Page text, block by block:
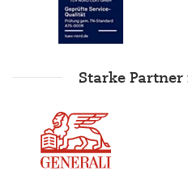
Starke Partner